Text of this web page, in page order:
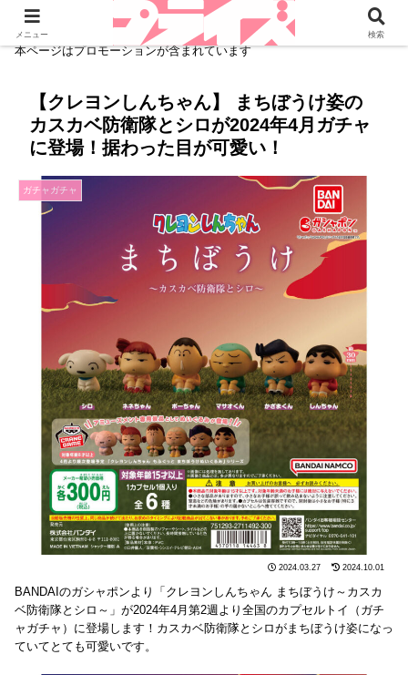
本ページはプロモーションが含まれています
【クレヨンしんちゃん】 まちぼうけ姿の
カスカベ防衛隊とシロが2024年4月ガチャ
に登場！据わった目が可愛い！
ガチャガチャ
2024.03.27 2024.10.01
BANDAIのガシャポンより「クレヨンしんちゃん まちぼうけ～カスカ
ベ防衛隊とシロ～」が2024年4月第2週より全国のカプセルトイ（ガチ
ャガチャ）に登場します！カスカベ防衛隊とシロがまちぼうけ姿になっ
ていてとても可愛いです。
メニュー 検索